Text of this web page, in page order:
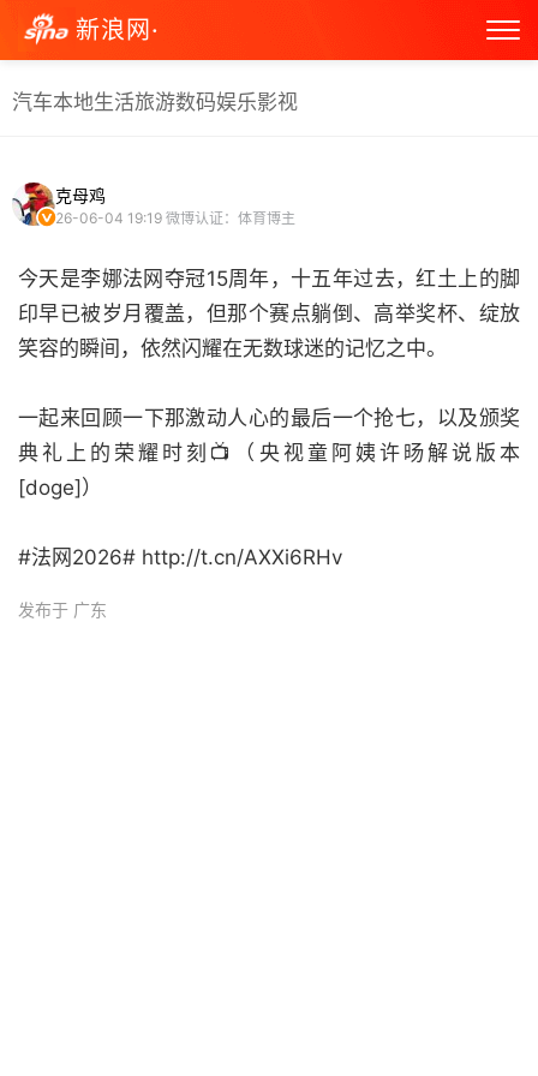
新浪网·
汽车本地生活旅游数码娱乐影视
克母鸡
26-06-04 19:19 微博认证：体育博主
今天是李娜法网夺冠15周年，十五年过去，红土上的脚
印早已被岁月覆盖，但那个赛点躺倒、高举奖杯、绽放
笑容的瞬间，依然闪耀在无数球迷的记忆之中。
一起来回顾一下那激动人心的最后一个抢七，以及颁奖
典礼上的荣耀时刻📺（央视童阿姨许旸解说版本
[doge]）
#法网2026# http://t.cn/AXXi6RHv ​
发布于 广东